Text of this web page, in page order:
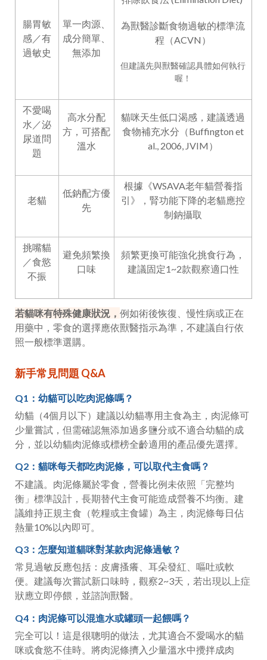
腸胃敏
感／有
過敏史
單一肉源、
成分簡單、
無添加
為獸醫診斷食物過敏的標準流
程（ACVN）
但建議先與獸醫確認具體如何執行
喔！
不愛喝
水／泌
尿道問
題
高水分配
方，可搭配
溫水
貓咪天生低口渴感，建議透過
食物補充水分（Buffington et
al., 2006, JVIM）
老貓
低鈉配方優
先
根據《WSAVA老年貓營養指
引》，腎功能下降的老貓應控
制鈉攝取
挑嘴貓
／食慾
不振
避免頻繁換
口味
頻繁更換可能強化挑食行為，
建議固定1~2款觀察適口性
若貓咪有特殊健康狀況， 例如術後恢復、慢性病或正在
用藥中，零食的選擇應依獸醫指示為準，不建議自行依
照一般標準選購。
新手常見問題 Q&A
Q1 ：幼貓可以吃肉泥條嗎？
幼貓（4個月以下）建議以幼貓專用主食為主，肉泥條可
少量嘗試，但需確認無添加過多鹽分或不適合幼貓的成
分，並以幼貓肉泥條或標榜全齡適用的產品優先選擇。
Q2 ：貓咪每天都吃肉泥條，可以取代主食嗎？
不建議。肉泥條屬於零食，營養比例未依照「完整均
衡」標準設計，長期替代主食可能造成營養不均衡。建
議維持正規主食（乾糧或主食罐）為主，肉泥條每日佔
熱量10%以內即可。
Q3 ：怎麼知道貓咪對某款肉泥條過敏？
常見過敏反應包括：皮膚搔癢、耳朵發紅、嘔吐或軟
便。建議每次嘗試新口味時，觀察2~3天，若出現以上症
狀應立即停餵，並諮詢獸醫。
Q4 ：肉泥條可以混進水或罐頭一起餵嗎？
完全可以！這是很聰明的做法，尤其適合不愛喝水的貓
咪或食慾不佳時。將肉泥條擠入少量溫水中攪拌成肉